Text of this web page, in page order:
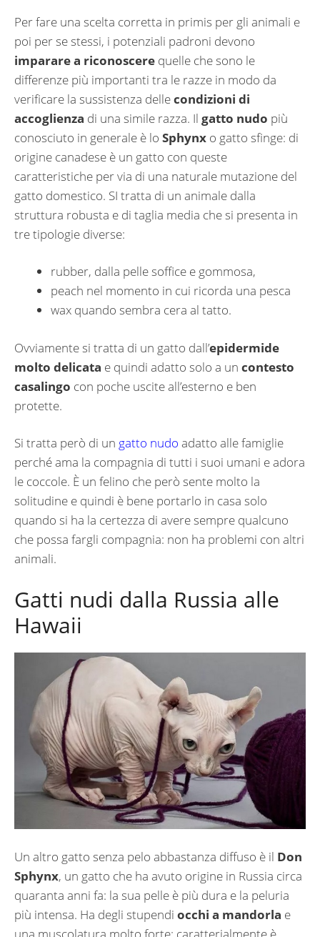
Per fare una scelta corretta in primis per gli animali e
poi per se stessi, i potenziali padroni devono
imparare a riconoscere quelle che sono le
differenze più importanti tra le razze in modo da
verificare la sussistenza dellecondizioni di
accoglienza di una simile razza. Il gatto nudo più
conosciuto in generale è lo Sphynx o gatto sfinge: di
origine canadese è un gatto con queste
caratteristiche per via di una naturale mutazione del
gatto domestico. SI tratta di un animale dalla
struttura robusta e di taglia media che si presenta in
tre tipologie diverse:
rubber, dalla pelle soffice e gommosa,
peach nel momento in cui ricorda una pesca
wax quando sembra cera al tatto.
Ovviamente si tratta di un gatto dall’epidermide
molto delicata e quindi adatto solo a un contesto
casalingo con poche uscite all’esterno e ben
protette.
Si tratta però di un gatto nudo adatto alle famiglie
perché ama la compagnia di tutti i suoi umani e adora
le coccole. È un felino che però sente molto la
solitudine e quindi è bene portarlo in casa solo
quando si ha la certezza di avere sempre qualcuno
che possa fargli compagnia: non ha problemi con altri
animali.
Gatti nudi dalla Russia alle
Hawaii
Un altro gatto senza pelo abbastanza diffuso è il Don
Sphynx, un gatto che ha avuto origine in Russia circa
quaranta anni fa: la sua pelle è più dura e la peluria
più intensa. Ha degli stupendi occhi a mandorla e